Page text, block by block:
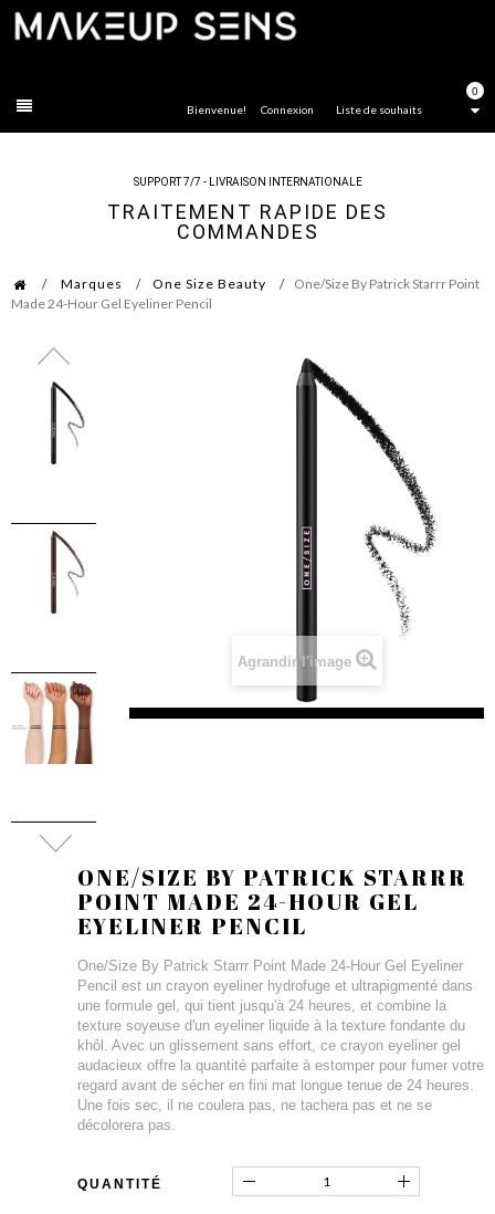
0
Liste de souhaits
Bienvenue! Connexion
SUPPORT 7/7 - LIVRAISON INTERNATIONALE
TRAITEMENT RAPIDE DES
COMMANDES
Marques One Size Beauty
One/Size By Patrick Starrr Point
Made 24-Hour Gel Eyeliner Pencil
Agrandir l'image
ONE/SIZE BY PATRICK STARRR
POINT MADE 24-HOUR GEL
EYELINER PENCIL
One/Size By Patrick Starrr Point Made 24-Hour Gel Eyeliner
Pencil est un crayon eyeliner hydrofuge et ultrapigmenté dans
une formule gel, qui tient jusqu'à 24 heures, et combine la
texture soyeuse d'un eyeliner liquide à la texture fondante du
khôl. Avec un glissement sans effort, ce crayon eyeliner gel
audacieux offre la quantité parfaite à estomper pour fumer votre
regard avant de sécher en fini mat longue tenue de 24 heures.
Une fois sec, il ne coulera pas, ne tachera pas et ne se
décolorera pas.
QUANTITÉ